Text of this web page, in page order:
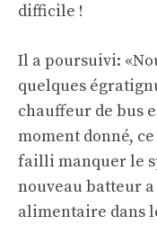
difficile !
Il a poursuivi:
quelques
chauffeur de bus
moment donné,
failli manquer le
nouveau batteur
alimentaire dans